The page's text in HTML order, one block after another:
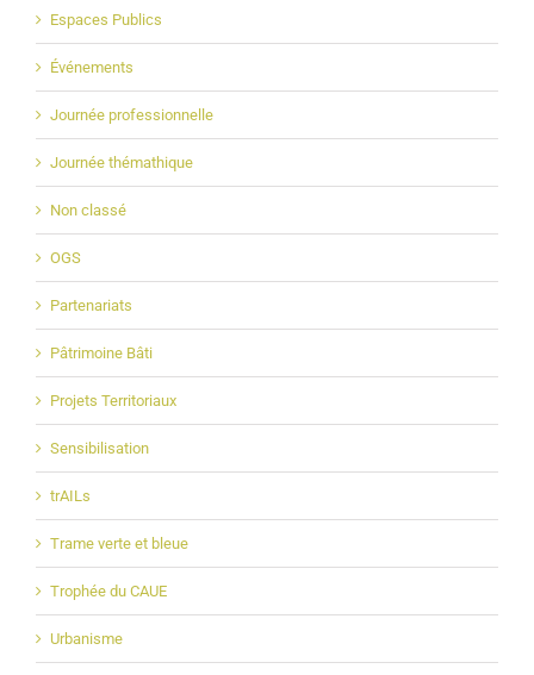
Espaces Publics
Événements
Journée professionnelle
Journée thémathique
Non classé
OGS
Partenariats
Pâtrimoine Bâti
Projets Territoriaux
Sensibilisation
trAILs
Trame verte et bleue
Trophée du CAUE
Urbanisme